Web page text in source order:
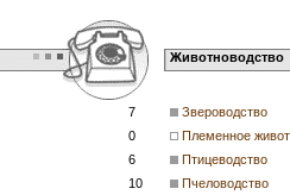
7
0
6
10
Животноводство
Звероводство
Племенное
Птицеводство
Пчеловодство